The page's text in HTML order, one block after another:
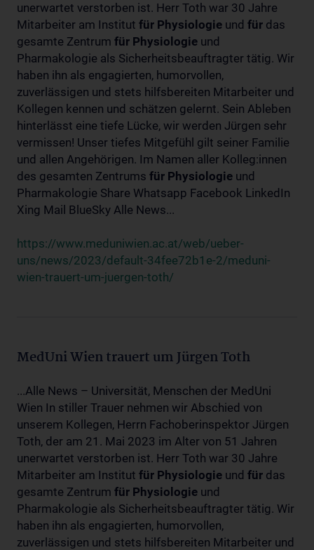
unerwartet verstorben ist. Herr Toth war 30 Jahre
Mitarbeiter am Institut für Physiologie und für das
gesamte Zentrum für Physiologie und
Pharmakologie als Sicherheitsbeauftragter tätig. Wir
haben ihn als engagierten, humorvollen,
zuverlässigen und stets hilfsbereiten Mitarbeiter und
Kollegen kennen und schätzen gelernt. Sein Ableben
hinterlässt eine tiefe Lücke, wir werden Jürgen sehr
vermissen! Unser tiefes Mitgefühl gilt seiner Familie
und allen Angehörigen. Im Namen aller Kolleg:innen
des gesamten Zentrums für Physiologie und
Pharmakologie Share Whatsapp Facebook LinkedIn
Xing Mail BlueSky Alle News...
https://www.meduniwien.ac.at/web/ueber-
uns/news/2023/default-34fee72b1e-2/meduni-
wien-trauert-um-juergen-toth/
MedUni Wien trauert um Jürgen Toth
...Alle News – Universität, Menschen der MedUni
Wien In stiller Trauer nehmen wir Abschied von
unserem Kollegen, Herrn Fachoberinspektor Jürgen
Toth, der am 21. Mai 2023 im Alter von 51 Jahren
unerwartet verstorben ist. Herr Toth war 30 Jahre
Mitarbeiter am Institut für Physiologie und für das
gesamte Zentrum für Physiologie und
Pharmakologie als Sicherheitsbeauftragter tätig. Wir
haben ihn als engagierten, humorvollen,
zuverlässigen und stets hilfsbereiten Mitarbeiter und